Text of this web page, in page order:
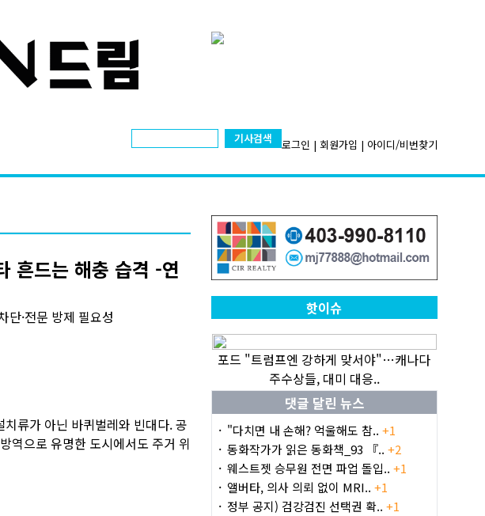
기사검색 로그인 | 회원가입 | 아이디/비번찾기
흔드는 해충 습격 -연
단·전문 방제 필요성
류가 아닌 바퀴벌레와 빈대다. 공
역으로 유명한 도시에서도 주거 위
핫이슈
포드 "트럼프엔 강하게 맞서야"…캐나다
주수상들, 대미 대응..
댓글 달린 뉴스
"다치면 내 손해? 억울해도 참.. +1
동화작가가 읽은 동화책_93 『.. +2
웨스트젯 승무원 전면 파업 돌입.. +1
앨버타, 의사 의뢰 없이 MRI.. +1
정부 공지) 검강검진 선택권 확.. +1